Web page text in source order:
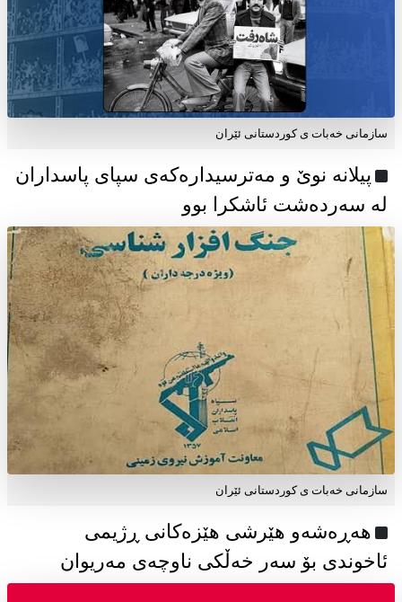
سازمانی خەبات ی كوردستانی ئێران
پیلانە نوێ و مەترسیدارەکەی سپای پاسداران
لە سەردەشت ئاشکرا بوو
سازمانی خەبات ی كوردستانی ئێران
هەڕەشەو هێرشی هێزەکانی ڕژیمی
ئاخوندی بۆ سەر خەڵکی ناوچەی مەریوان